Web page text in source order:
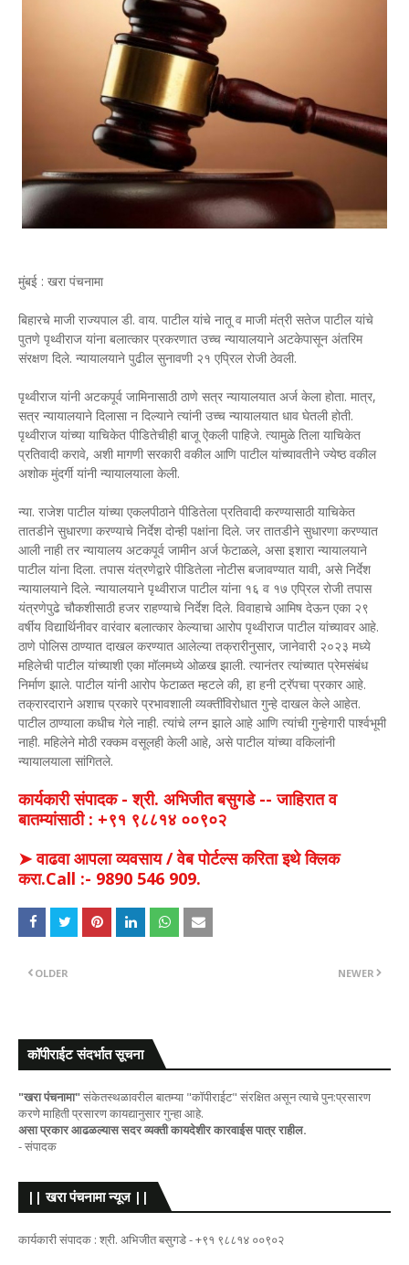
मुंबई : खरा पंचनामा
बिहारचे माजी राज्यपाल डी. वाय. पाटील यांचे नातू व माजी मंत्री सतेज पाटील यांचे
पुतणे पृथ्वीराज यांना बलात्कार प्रकरणात उच्च न्यायालयाने अटकेपासून अंतरिम
संरक्षण दिले. न्यायालयाने पुढील सुनावणी २१ एप्रिल रोजी ठेवली.
पृथ्वीराज यांनी अटकपूर्व जामिनासाठी ठाणे सत्र न्यायालयात अर्ज केला होता. मात्र,
सत्र न्यायालयाने दिलासा न दिल्याने त्यांनी उच्च न्यायालयात धाव घेतली होती.
पृथ्वीराज यांच्या याचिकेत पीडितेचीही बाजू ऐकली पाहिजे. त्यामुळे तिला याचिकेत
प्रतिवादी करावे, अशी मागणी सरकारी वकील आणि पाटील यांच्यावतीने ज्येष्ठ वकील
अशोक मुंदर्गी यांनी न्यायालयाला केली.
न्या. राजेश पाटील यांच्या एकलपीठाने पीडितेला प्रतिवादी करण्यासाठी याचिकेत
तातडीने सुधारणा करण्याचे निर्देश दोन्ही पक्षांना दिले. जर तातडीने सुधारणा करण्यात
आली नाही तर न्यायालय अटकपूर्व जामीन अर्ज फेटाळले, असा इशारा न्यायालयाने
पाटील यांना दिला. तपास यंत्रणेद्वारे पीडितेला नोटीस बजावण्यात यावी, असे निर्देश
न्यायालयाने दिले. न्यायालयाने पृथ्वीराज पाटील यांना १६ व १७ एप्रिल रोजी तपास
यंत्रणेपुढे चौकशीसाठी हजर राहण्याचे निर्देश दिले. विवाहाचे आमिष देऊन एका २९
वर्षीय विद्यार्थिनीवर वारंवार बलात्कार केल्याचा आरोप पृथ्वीराज पाटील यांच्यावर आहे.
ठाणे पोलिस ठाण्यात दाखल करण्यात आलेल्या तक्रारीनुसार, जानेवारी २०२३ मध्ये
महिलेची पाटील यांच्याशी एका मॉलमध्ये ओळख झाली. त्यानंतर त्यांच्यात प्रेमसंबंध
निर्माण झाले. पाटील यांनी आरोप फेटाळत म्हटले की, हा हनी ट्रॅपचा प्रकार आहे.
तक्रारदाराने अशाच प्रकारे प्रभावशाली व्यक्तींविरोधात गुन्हे दाखल केले आहेत.
पाटील ठाण्याला कधीच गेले नाही. त्यांचे लग्न झाले आहे आणि त्यांची गुन्हेगारी पार्श्वभूमी
नाही. महिलेने मोठी रक्कम वसूलही केली आहे, असे पाटील यांच्या वकिलांनी
न्यायालयाला सांगितले.
कार्यकारी संपादक - श्री. अभिजीत बसुगडे -- जाहिरात व
बातम्यांसाठी : +९१ ९८८१४ ००९०२
➤ वाढवा आपला व्यवसाय / वेब पोर्टल्स करिता इथे क्लिक
करा.Call :- 9890 546 909.
NEWER
OLDER
कॉपीराईट संदर्भात सूचना
"खरा पंचनामा"संकेतस्थळावरील बातम्या "कॉपीराईट" संरक्षित असून त्याचे पुन:प्रसारण
करणे माहिती प्रसारण कायद्यानुसार गुन्हा आहे.
असा प्रकार आढळल्यास सदर व्यक्ती कायदेशीर कारवाईस पात्र राहील.
- संपादक
|| खरा पंचनामा न्यूज ||
कार्यकारी संपादक : श्री. अभिजीत बसुगडे - +९१ ९८८१४ ००९०२